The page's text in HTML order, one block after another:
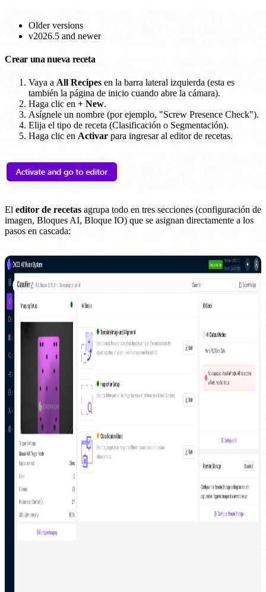
Older versions
v2026.5 and newer
Crear una nueva receta
Vaya a All Recipes en la barra lateral izquierda (esta es
también la página de inicio cuando abre la cámara).
Haga clic en + New.
Asígnele un nombre (por ejemplo, "Screw Presence Check").
Elija el tipo de receta (Clasificación o Segmentación).
Haga clic en Activar para ingresar al editor de recetas.
El editor de recetas agrupa todo en tres secciones (configuración de
imagen, Bloques AI, Bloque IO) que se asignan directamente a los
pasos en cascada: